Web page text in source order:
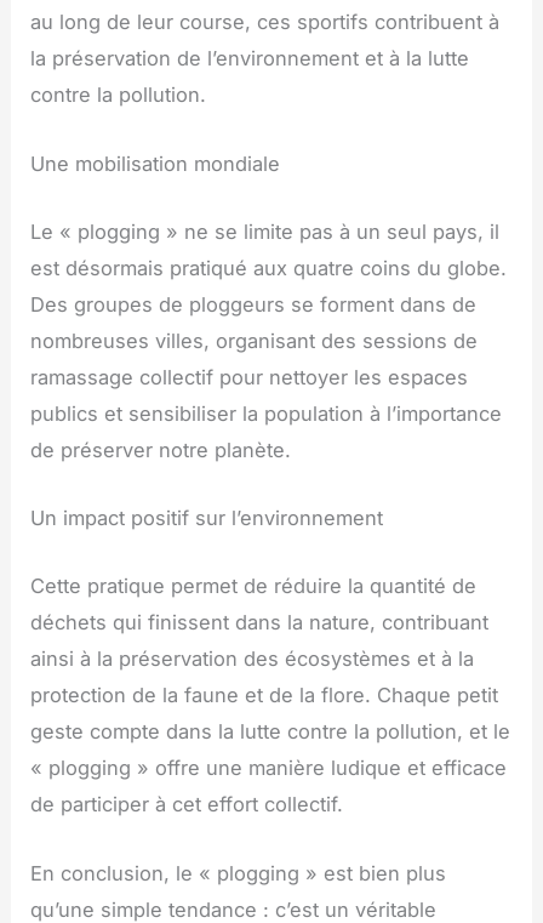
au long de leur course, ces sportifs contribuent à
la préservation de l’environnement et à la lutte
contre la pollution.
Une mobilisation mondiale
Le « plogging » ne se limite pas à un seul pays, il
est désormais pratiqué aux quatre coins du globe.
Des groupes de ploggeurs se forment dans de
nombreuses villes, organisant des sessions de
ramassage collectif pour nettoyer les espaces
publics et sensibiliser la population à l’importance
de préserver notre planète.
Un impact positif sur l’environnement
Cette pratique permet de réduire la quantité de
déchets qui finissent dans la nature, contribuant
ainsi à la préservation des écosystèmes et à la
protection de la faune et de la flore. Chaque petit
geste compte dans la lutte contre la pollution, et le
« plogging » offre une manière ludique et efficace
de participer à cet effort collectif.
En conclusion, le « plogging » est bien plus
qu’une simple tendance : c’est un véritable